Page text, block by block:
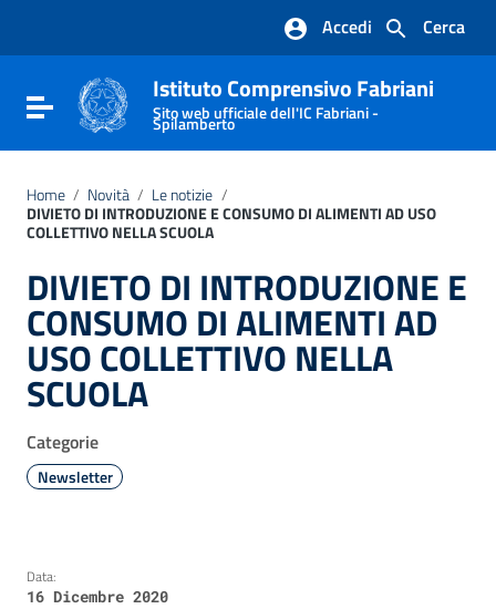
Vai al footer
Cerca
Accedi
Attiva / disattiva la navigazione
Istituto Comprensivo Fabriani
Sito web ufficiale dell'IC Fabriani -
Spilamberto
Home / Novità / Le notizie /
DIVIETO DI INTRODUZIONE E CONSUMO DI ALIMENTI AD USO
COLLETTIVO NELLA SCUOLA
DIVIETO DI INTRODUZIONE E
CONSUMO DI ALIMENTI AD
USO COLLETTIVO NELLA
SCUOLA
Categorie
Newsletter
Data:
16 Dicembre 2020